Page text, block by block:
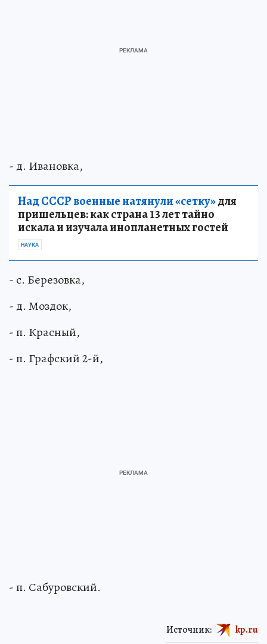
- д. Ивановка,
Над СССР военные натянули «сетку»для
пришельцев: как страна 13 лет тайно
искала и изучала инопланетных гостей
НАУКА
- с. Березовка,
- д. Моздок,
- п. Красный,
- п. Графский 2-й,
- п. Сабуровский.
Источник: kp.ru